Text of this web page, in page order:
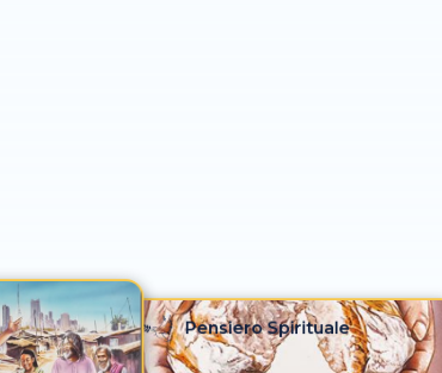
Pensiero Spirituale